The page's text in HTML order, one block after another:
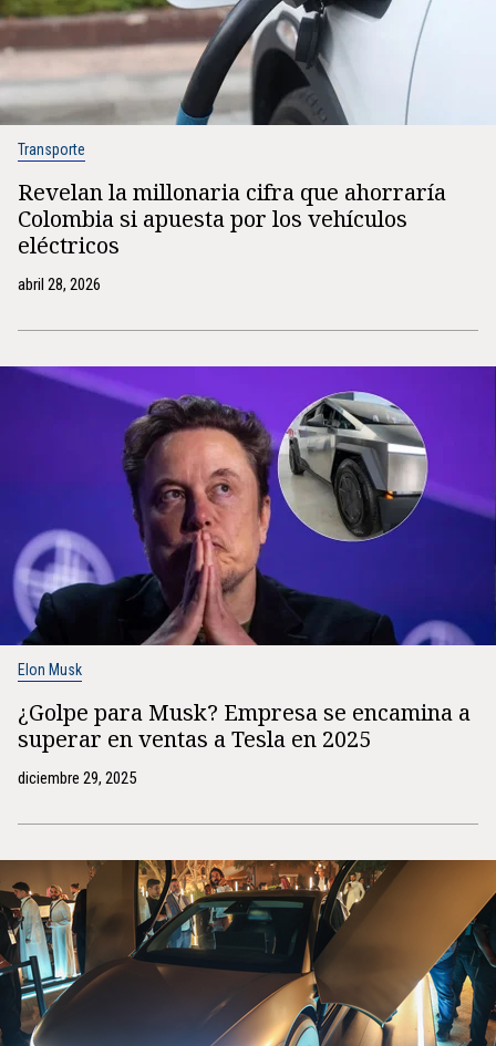
Transporte
Revelan la millonaria cifra que ahorraría
Colombia si apuesta por los vehículos
eléctricos
abril 28, 2026
Elon Musk
¿Golpe para Musk? Empresa se encamina a
superar en ventas a Tesla en 2025
diciembre 29, 2025